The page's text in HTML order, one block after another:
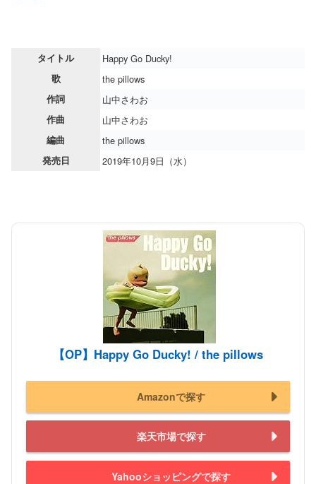
タイトル Happy Go Ducky!
歌 the pillows
作詞 山中さわお
作曲 山中さわお
編曲 the pillows
発売日 2019年10月9日（水）
【OP】Happy Go Ducky! / the pillows
Amazonで探す
楽天市場で探す
Yahooショッピングで探す